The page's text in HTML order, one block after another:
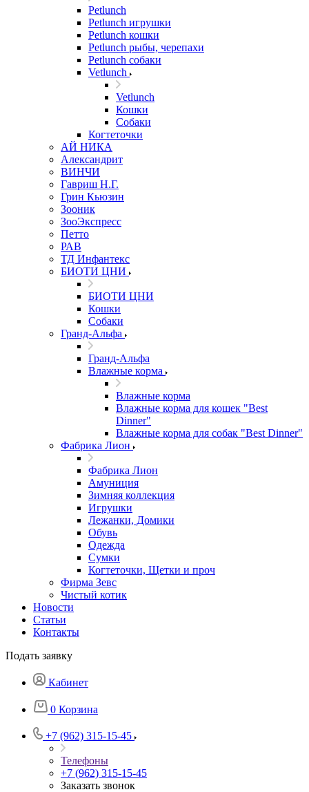
Petlunch
Petlunch игрушки
Petlunch кошки
Petlunch рыбы, черепахи
Petlunch собаки
Vetlunch
Vetlunch
Кошки
Собаки
Когтеточки
АЙ НИКА
Александрит
ВИНЧИ
Гавриш Н.Г.
Грин Кьюзин
Зооник
ЗооЭкспресс
Петто
РАВ
ТД Инфантекс
БИОТИ ЦНИ
БИОТИ ЦНИ
Кошки
Собаки
Гранд-Альфа
Гранд-Альфа
Влажные корма
Влажные корма
Влажные корма для кошек "Best
Dinner"
Влажные корма для собак "Best Dinner"
Фабрика Лион
Фабрика Лион
Амуниция
Зимняя коллекция
Игрушки
Лежанки, Домики
Обувь
Одежда
Сумки
Когтеточки, Щетки и проч
Фирма Зевс
Чистый котик
Новости
Статьи
Контакты
Подать заявку
Кабинет
0 Корзина
+7 (962) 315-15-45
Телефоны
+7 (962) 315-15-45
Заказать звонок